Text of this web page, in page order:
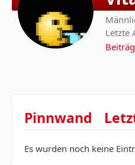
Letzte
Pinnwand
Es wurden noch keine